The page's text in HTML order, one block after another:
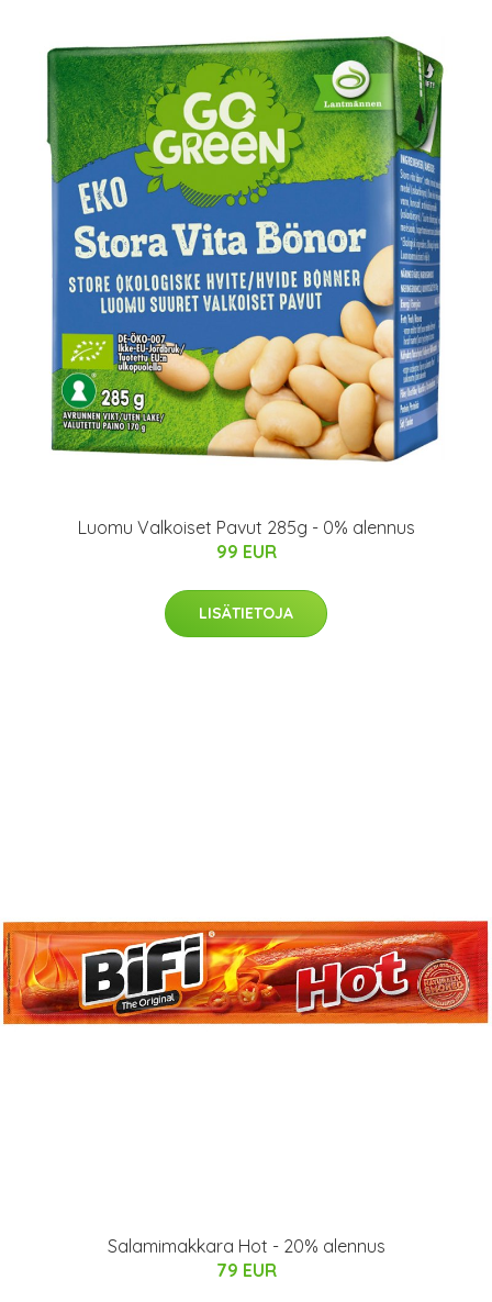
Luomu Valkoiset Pavut 285g - 0% alennus
99 EUR
LISÄTIETOJA
Salamimakkara Hot - 20% alennus
79 EUR